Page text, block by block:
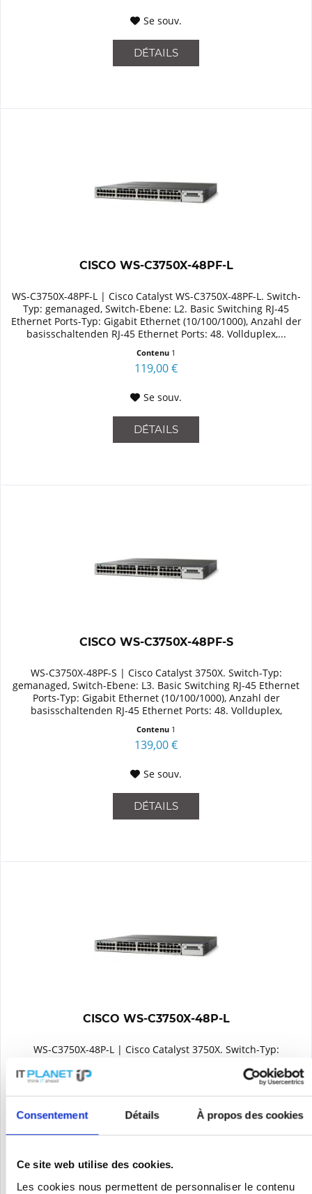
Consentement Détails À propos des cookies
Ce site web utilise des cookies.
Les cookies nous permettent de personnaliser le contenu
Se souv.
DÉTAILS
CISCO WS-C3750X-48PF-L
WS-C3750X-48PF-L | Cisco Catalyst WS-C3750X-48PF-L. Switch-
Typ: gemanaged, Switch-Ebene: L2. Basic Switching RJ-45
Ethernet Ports-Typ: Gigabit Ethernet (10/100/1000), Anzahl der
basisschaltenden RJ-45 Ethernet Ports: 48. Vollduplex,...
Contenu 1
119,00 €
Se souv.
DÉTAILS
CISCO WS-C3750X-48PF-S
WS-C3750X-48PF-S | Cisco Catalyst 3750X. Switch-Typ:
gemanaged, Switch-Ebene: L3. Basic Switching RJ-45 Ethernet
Ports-Typ: Gigabit Ethernet (10/100/1000), Anzahl der
basisschaltenden RJ-45 Ethernet Ports: 48. Vollduplex,
Contenu 1
139,00 €
Se souv.
DÉTAILS
CISCO WS-C3750X-48P-L
WS-C3750X-48P-L | Cisco Catalyst 3750X. Switch-Typ:
Ports-Typ: Gigabit Ethernet (10/100/1000), Anzahl der
basisschaltenden RJ-45 Ethernet Ports: 48. Vollduplex,
Netzstandard:...
119,00 €
DÉTAILS